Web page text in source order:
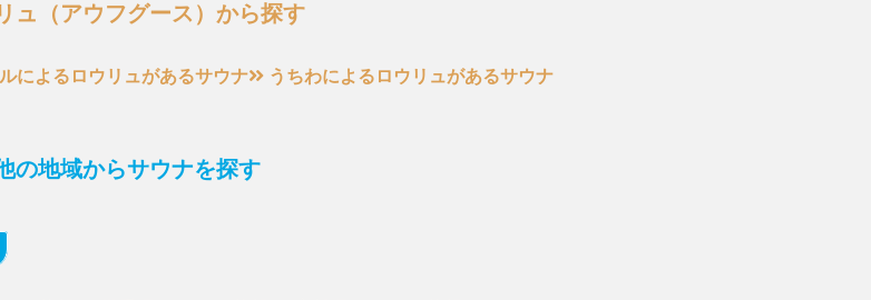
ュ（アウフグース）から探す
によるロウリュがあるサウナ うちわによるロウリュがあるサウナ
の地域からサウナを探す